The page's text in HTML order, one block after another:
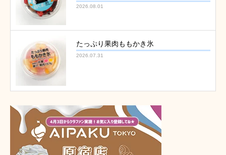
2026.08.01
たっぷり果肉ももかき氷
2026.07.31